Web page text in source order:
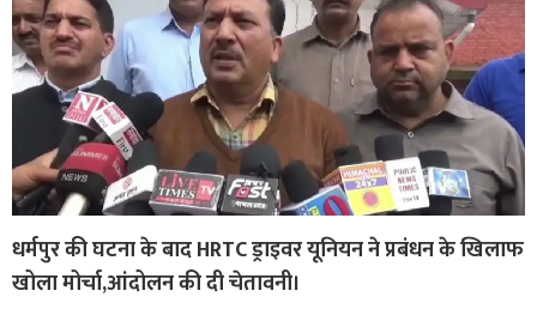
धर्मपुर की घटना के बाद HRTC ड्राइवर यूनियन ने प्रबंधन के खिलाफ
खोला मोर्चा,आंदोलन की दी चेतावनी।